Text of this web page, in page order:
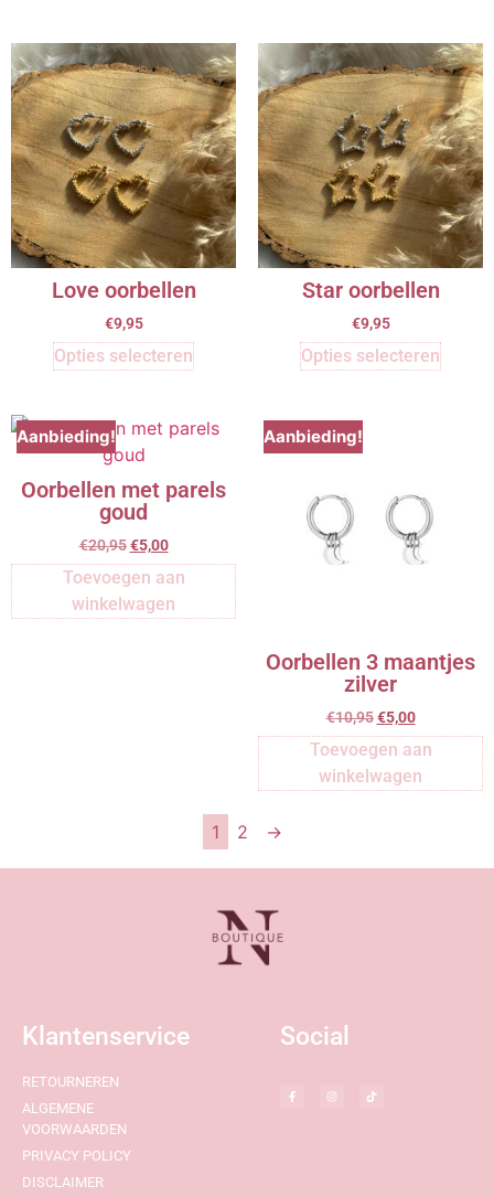
Love oorbellen
€9,95
Opties selecteren
Star oorbellen
€9,95
Opties selecteren
Aanbieding!
Oorbellen met parels
goud
€20,95 €5,00
Toevoegen aan
winkelwagen
Aanbieding!
Oorbellen 3 maantjes
zilver
€10,95 €5,00
Toevoegen aan
winkelwagen
1 2 →
Klantenservice
RETOURNEREN
ALGEMENE
VOORWAARDEN
PRIVACY POLICY
DISCLAIMER
Social